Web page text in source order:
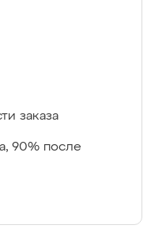
заказа
90% после